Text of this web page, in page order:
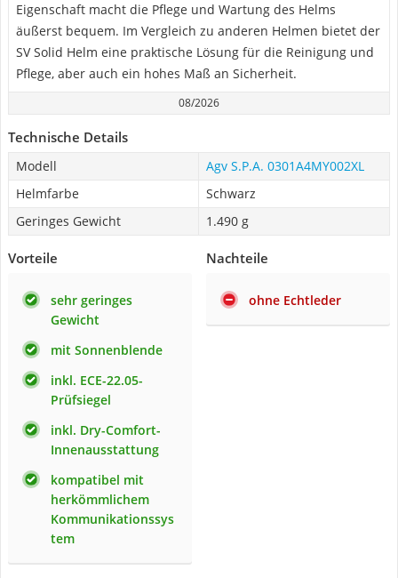
Eigenschaft macht die Pflege und Wartung des Helms
äußerst bequem. Im Vergleich zu anderen Helmen bietet der
SV Solid Helm eine praktische Lösung für die Reinigung und
Pflege, aber auch ein hohes Maß an Sicherheit.
08/2026
Technische Details
Modell
Agv S.P.A. 0301A4MY002XL
Helmfarbe
Schwarz
Geringes Gewicht
1.490 g
Vorteile
sehr geringes
Gewicht
mit Sonnenblende
inkl. ECE-22.05-
Prüfsiegel
inkl. Dry-Comfort-
Innenausstattung
kompatibel mit
herkömmlichem
Kommunikationssys
tem
Nachteile
ohne Echtleder